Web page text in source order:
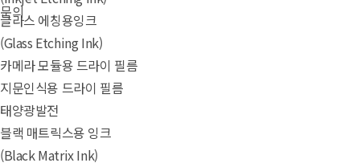
문의
글라스 에칭용잉크
(Glass Etching Ink)
카메라 모듈용 드라이 필름
지문인식용 드라이 필름
태양광발전
블랙 매트릭스용 잉크
(Black Matrix Ink)